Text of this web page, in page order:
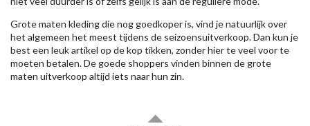
Grote maten kleding die nog goedkoper is, vind je natuurlijk over
het algemeen het meest tijdens de seizoensuitverkoop. Dan kun je
best een leuk artikel op de kop tikken, zonder hier te veel voor te
moeten betalen. De goede shoppers vinden binnen de grote
maten uitverkoop altijd iets naar hun zin.